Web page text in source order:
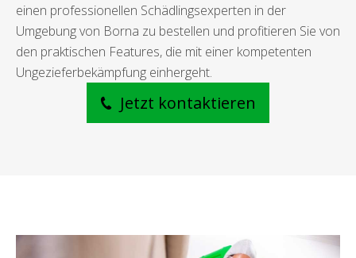
einen professionellen Schädlingsexperten in der
Umgebung von Borna zu bestellen und profitieren Sie von
den praktischen Features, die mit einer kompetenten
Ungezieferbekämpfung einhergeht.
Jetzt kontaktieren